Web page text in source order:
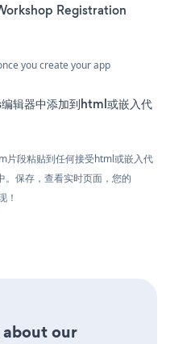
Registration
you create your app
器中添加到html或嵌入代
片段粘贴到任何接受html或嵌入代
保存，查看实时页面，您的
！
our